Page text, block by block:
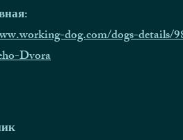
dog.com/dogs-details/
Dvora